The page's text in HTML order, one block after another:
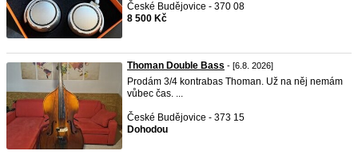
České Budějovice - 370 08
8 500 Kč
Thoman Double Bass - [6.8. 2026]
Prodám 3/4 kontrabas Thoman. Už na něj nemám
vůbec čas. ...
České Budějovice - 373 15
Dohodou